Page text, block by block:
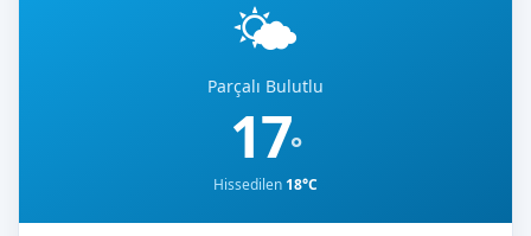
🌤️
Parçalı Bulutlu
17°
Hissedilen 18°C